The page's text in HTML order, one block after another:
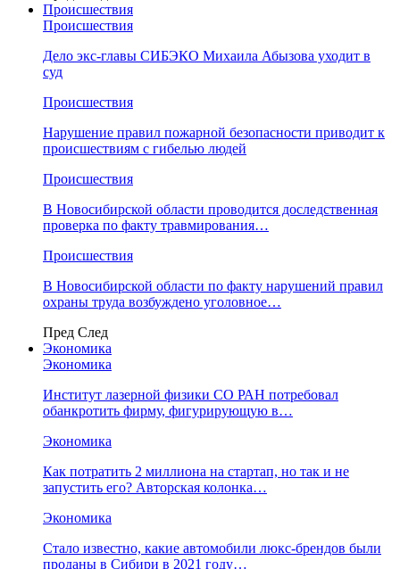
Происшествия
Происшествия
Дело экс-главы СИБЭКО Михаила Абызова уходит в
суд
Происшествия
Нарушение правил пожарной безопасности приводит к
происшествиям с гибелью людей
Происшествия
В Новосибирской области проводится доследственная
проверка по факту травмирования…
Происшествия
В Новосибирской области по факту нарушений правил
охраны труда возбуждено уголовное…
Пред След
Экономика
Экономика
Институт лазерной физики СО РАН потребовал
обанкротить фирму, фигурирующую в…
Экономика
Как потратить 2 миллиона на стартап, но так и не
запустить его? Авторская колонка…
Экономика
Стало известно, какие автомобили люкс-брендов были
проданы в Сибири в 2021 году…